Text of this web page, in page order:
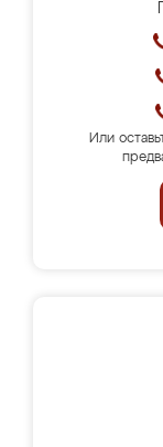
Или